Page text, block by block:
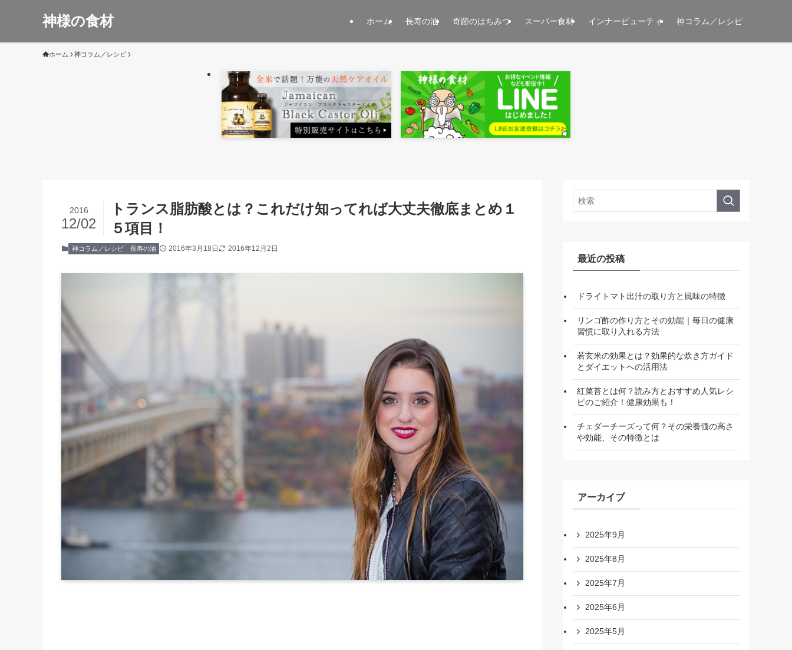
神様の食材 ホーム 長寿の油 奇跡のはちみつ スーパー食材 インナービューティ 神コラム／レシピ
ホーム 神コラム／レシピ
トランス脂肪酸とは？これだけ知ってれば大丈夫徹底まとめ１
５項目！
2016
12/02
神コラム／レシピ 長寿の油 2016年3月18日 2016年12月2日
最近の投稿
ドライトマト出汁の取り方と風味の特徴
リンゴ酢の作り方とその効能｜毎日の健康
習慣に取り入れる方法
若玄米の効果とは？効果的な炊き方ガイド
とダイエットへの活用法
紅菜苔とは何？読み方とおすすめ人気レシ
ピのご紹介！健康効果も！
チェダーチーズって何？その栄養価の高さ
や効能、その特徴とは
アーカイブ
2025年9月
2025年8月
2025年7月
2025年6月
2025年5月